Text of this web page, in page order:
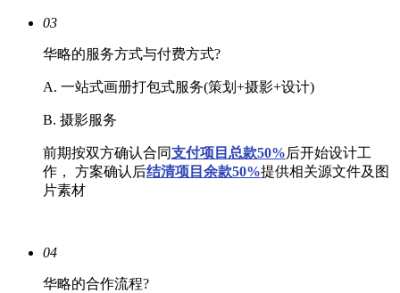
03
华略的服务方式与付费方式?
A. 一站式画册打包式服务(策划+摄影+设计)
B. 摄影服务
前期按双方确认合同支付项目总款50%后开始设计工
作， 方案确认后结清项目余款50%提供相关源文件及图
片素材
04
华略的合作流程?